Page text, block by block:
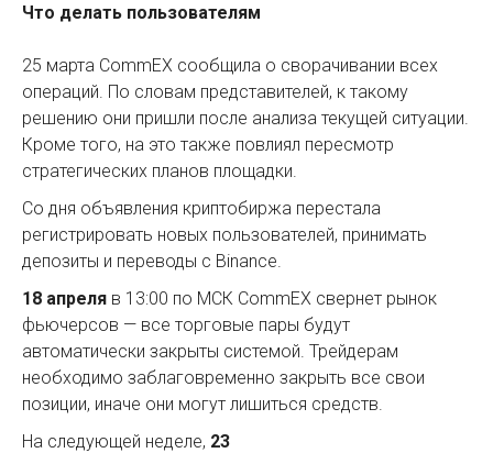
Что делать пользователям
25 марта CommEX сообщила о сворачивании всех
операций. По словам представителей, к такому
решению они пришли после анализа текущей ситуации.
Кроме того, на это также повлиял пересмотр
стратегических планов площадки.
Со дня объявления криптобиржа перестала
регистрировать новых пользователей, принимать
депозиты и переводы с Binance.
18 апреля в 13:00 по МСК CommEX свернет рынок
фьючерсов — все торговые пары будут
автоматически закрыты системой. Трейдерам
необходимо заблаговременно закрыть все свои
позиции, иначе они могут лишиться средств.
На следующей неделе, 23